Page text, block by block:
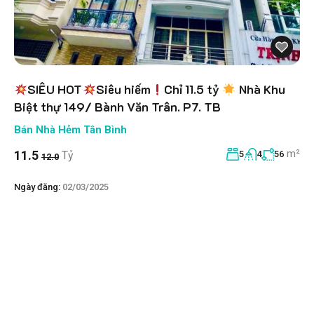
SIÊU HOT Siêu hiếm Chỉ 11.5 tỷ
Nhà Khu
Biệt thự 149/ Bành Văn Trân. P7. TB
Bán Nhà Hẻm Tân Bình
11.5 12.0 Tỷ 5 4 56 m²
Ngày đăng: 02/03/2025